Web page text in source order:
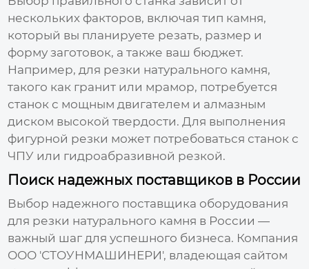
нескольких факторов, включая тип камня,
который вы планируете резать, размер и
форму заготовок, а также ваш бюджет.
Например, для резки натурального камня,
такого как гранит или мрамор, потребуется
станок с мощным двигателем и алмазным
диском высокой твердости. Для выполнения
фигурной резки может потребоваться станок с
ЧПУ или гидроабразивной резкой.
Поиск надежных поставщиков в России
Выбор надежного поставщика оборудования
для резки натурального камня в России —
важный шаг для успешного бизнеса. Компания
ООО 'СТОУНМАШИНЕРИ', владеющая сайтом